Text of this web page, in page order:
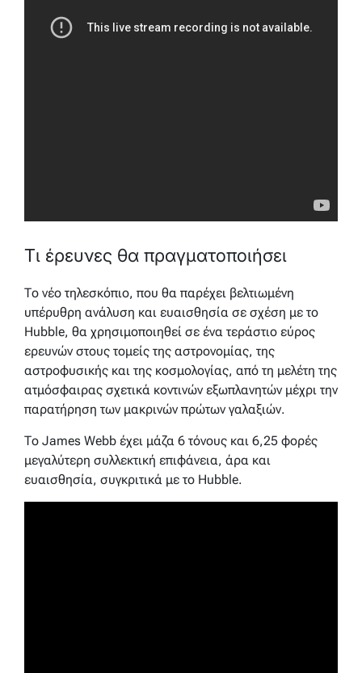
Τι έρευνες θα πραγματοποιήσει
Το νέο τηλεσκόπιο, που θα παρέχει βελτιωμένη
υπέρυθρη ανάλυση και ευαισθησία σε σχέση με το
Hubble, θα χρησιμοποιηθεί σε ένα τεράστιο εύρος
ερευνών στους τομείς της αστρονομίας, της
αστροφυσικής και της κοσμολογίας, από τη μελέτη της
ατμόσφαιρας σχετικά κοντινών εξωπλανητών μέχρι την
παρατήρηση των μακρινών πρώτων γαλαξιών.
Το James Webb έχει μάζα 6 τόνους και 6,25 φορές
μεγαλύτερη συλλεκτική επιφάνεια, άρα και
ευαισθησία, συγκριτικά με το Hubble.